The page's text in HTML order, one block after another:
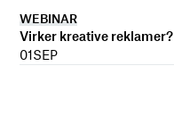
WEBINAR
Virker kreative reklamer?
01SEP